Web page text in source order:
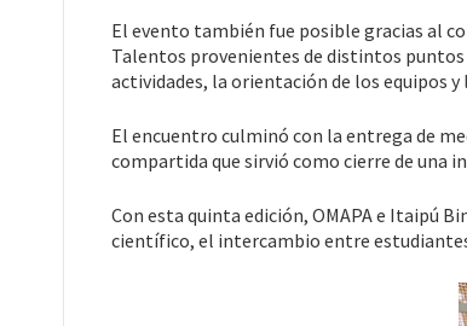
El evento también fue posible gracias al
Talentos provenientes de distintos
actividades, la orientación de los equipos
El encuentro culminó con la entrega de
compartida que sirvió como cierre de una
Con esta quinta edición, OMAPA e Itaipú
científico, el intercambio entre